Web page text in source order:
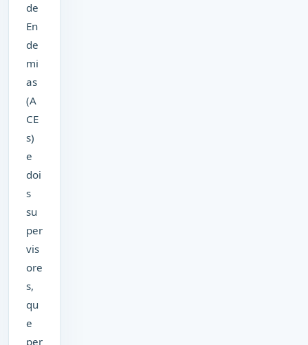
de
En
de
mi
as
(A
CE
s)
e
doi
s
su
per
vis
ore
s,
qu
e
per